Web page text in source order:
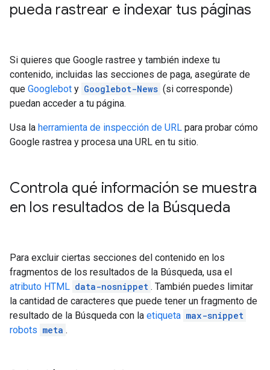
pueda rastrear e indexar tus páginas
Si quieres que Google rastree y también indexe tu
contenido, incluidas las secciones de paga, asegúrate de
que Googlebot y Googlebot-News (si corresponde)
puedan acceder a tu página.
Usa la herramienta de inspección de URL para probar cómo
Google rastrea y procesa una URL en tu sitio.
Controla qué información se muestra
en los resultados de la Búsqueda
Para excluir ciertas secciones del contenido en los
fragmentos de los resultados de la Búsqueda, usa el
atributo HTML data-nosnippet . También puedes limitar
la cantidad de caracteres que puede tener un fragmento de
resultado de la Búsqueda con la etiqueta max-snippet
robots meta .